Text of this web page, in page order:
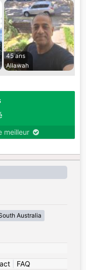
45 ans
Allawah
meilleur
Australia
| FAQ